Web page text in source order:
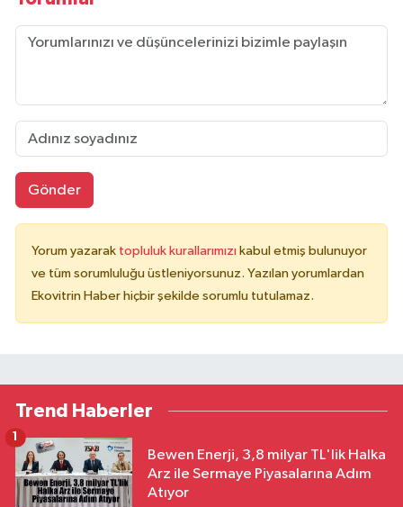
Gönder
Yorum yazarak topluluk kurallarımızı kabul etmiş bulunuyor
ve tüm sorumluluğu üstleniyorsunuz. Yazılan yorumlardan
Ekovitrin Haber hiçbir şekilde sorumlu tutulamaz.
Trend Haberler
Bewen Enerji, 3,8 milyar TL'lik Halka
Arz ile Sermaye Piyasalarına Adım
Atıyor
1